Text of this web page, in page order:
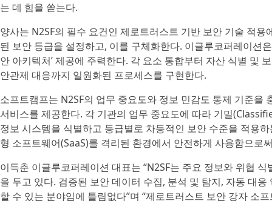
는 데 힘을 쏟는다.
양사는 N2SF의 필수 요건인 제로트러스트 기반 보안 기술 적
된 보안 등급을 설정하고, 이를 구체화한다. 이글루코퍼레이션
안 아키텍처’ 제공에 주력한다. 각 요소 통합부터 자산 식별 및
안관제 대응까지 일원화된 프로세스를 구현한다.
소프트캠프는 N2SF의 업무 중요도와 정보 민감도 통제 기준을
서비스를 제공한다. 각 기관의 업무 중요도에 따라 기밀
정보 시스템을 식별하고 등급별로 차등적인 보안 수준을 적용
형 소프트웨어(SaaS)를 격리된 환경에서 안전하게 사용함으로
이득춘 이글루코퍼레이션 대표는 “N2SF는 주요 정보와 위협
을 두고 있다. 검증된 보안 데이터 수집, 분석 및 탐지, 자동 대
할 수 있는 분야임에 틀림없다”며 “제로트러스트 보안 강자 소